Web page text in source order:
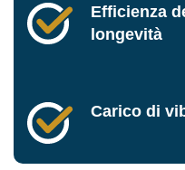
Efficienza
longevità
Carico di